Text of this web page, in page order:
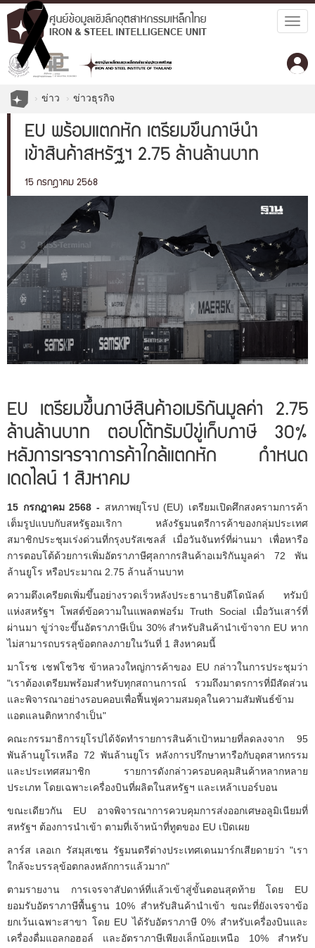
ข่าว ข่าวธุรกิจ
EU พร้อมแตกหัก เตรียมขึ้นภาษีนำ
เข้าสินค้าสหรัฐฯ 2.75 ล้านล้านบาท
15 กรกฎาคม 2568
EU เตรียมขึ้นภาษีสินค้าอเมริกันมูลค่า 2.75
ล้านล้านบาท ตอบโต้ทรัมป์ขู่เก็บภาษี 30%
หลังการเจรจาการค้าใกล้แตกหัก กำหนด
เดดไลน์ 1 สิงหาคม
15 กรกฎาคม 2568 - สหภาพยุโรป (EU) เตรียมเปิดศึกสงครามการค้า
เต็มรูปแบบกับสหรัฐอมเริกา หลังรัฐมนตรีการค้าของกลุ่มประเทศ
สมาชิกประชุมเร่งด่วนที่กรุงบรัสเซลส์ เมื่อวันจันทร์ที่ผ่านมา เพื่อหารือ
การตอบโต้ด้วยการเพิ่มอัตราภาษีศุลกากรสินค้าอเมริกันมูลค่า 72 พัน
ล้านยูโร หรือประมาณ 2.75 ล้านล้านบาท
ความตึงเครียดเพิ่มขึ้นอย่างรวดเร็วหลังประธานาธิบดีโดนัลด์ ทรัมป์
แห่งสหรัฐฯ โพสต์ข้อความในแพลตฟอร์ม Truth Social เมื่อวันเสาร์ที่
ผ่านมา ขู่ว่าจะขึ้นอัตราภาษีเป็น 30% สำหรับสินค้านำเข้าจาก EU หาก
ไม่สามารถบรรลุข้อตกลงภายในวันที่ 1 สิงหาคมนี้
มาโรช เชฟโชวิช ข้าหลวงใหญ่การค้าของ EU กล่าวในการประชุมว่า
"เราต้องเตรียมพร้อมสำหรับทุกสถานการณ์ รวมถึงมาตรการที่มีสัดส่วน
และพิจารณาอย่างรอบคอบเพื่อฟื้นฟูความสมดุลในความสัมพันธ์ข้าม
แอตแลนติกหากจำเป็น"
คณะกรรมาธิการยุโรปได้จัดทำรายการสินค้าเป้าหมายที่ลดลงจาก 95
พันล้านยูโรเหลือ 72 พันล้านยูโร หลังการปรึกษาหารือกับอุตสาหกรรม
และประเทศสมาชิก รายการดังกล่าวครอบคลุมสินค้าหลากหลาย
ประเภท โดยเฉพาะเครื่องบินที่ผลิตในสหรัฐฯ และเหล้าเบอร์บอน
ขณะเดียวกัน EU อาจพิจารณาการควบคุมการส่งออกเศษอลูมิเนียมที่
สหรัฐฯ ต้องการนำเข้า ตามที่เจ้าหน้าที่ทูตของ EU เปิดเผย
ลาร์ส เลอเก รัสมุสเซน รัฐมนตรีต่างประเทศเดนมาร์กเสียดายว่า "เรา
ใกล้จะบรรลุข้อตกลงหลักการแล้วมาก"
ตามรายงาน การเจรจาสัปดาห์ที่แล้วเข้าสู่ขั้นตอนสุดท้าย โดย EU
ยอมรับอัตราภาษีพื้นฐาน 10% สำหรับสินค้านำเข้า ขณะที่ยังเจรจาข้อ
ยกเว้นเฉพาะสาขา โดย EU ได้รับอัตราภาษี 0% สำหรับเครื่องบินและ
เครื่องดื่มแอลกอฮอล์ และอัตราภาษีเพียงเล็กน้อยเหนือ 10% สำหรับ